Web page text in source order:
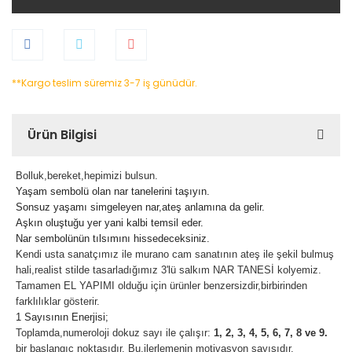
**Kargo teslim süremiz 3-7 iş günüdür.
Ürün Bilgisi
Bolluk,bereket,hepimizi bulsun.
Yaşam sembolü olan nar tanelerini taşıyın.
Sonsuz yaşamı simgeleyen nar,ateş anlamına da gelir.
Aşkın oluştuğu yer yani kalbi temsil eder.
Nar sembolünün tılsımını hissedeceksiniz.
Kendi usta sanatçımız ile murano cam sanatının ateş ile şekil bulmuş
hali,realist stilde tasarladığımız 3'lü salkım NAR TANESİ kolyemiz.
Tamamen EL YAPIMI olduğu için ürünler benzersizdir,birbirinden
farklılıklar gösterir.
1 Sayısının Enerjisi;
Toplamda,numeroloji dokuz sayı ile çalışır: 1, 2, 3, 4, 5, 6, 7, 8 ve 9.
bir başlangıç noktasıdır. Bu,ilerlemenin motivasyon sayısıdır.